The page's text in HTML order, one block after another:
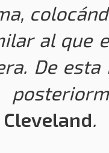
al que
De
Cleveland.